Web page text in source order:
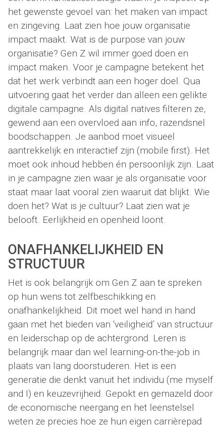
het gewenste gevoel van: het maken van impact
en zingeving. Laat zien hoe jouw organisatie
impact maakt. Wat is de purpose van jouw
organisatie? Gen Z wil immer goed doen en
impact maken. Voor je campagne betekent het
dat het werk verbindt aan een hoger doel. Qua
uitvoering gaat het verder dan alleen een gelikte
digitale campagne. Als digital natives filteren ze,
gewend aan een overvloed aan info, razendsnel
boodschappen. Je aanbod moet visueel
aantrekkelijk en interactief zijn (mobile first). Het
moet ook inhoud hebben én persoonlijk zijn. Laat
in je campagne zien waar je als organisatie voor
staat maar laat vooral zien waaruit dat blijkt. Wie
doen het? Wat is je cultuur? Laat zien wat je
belooft. Eerlijkheid en openheid loont.
ONAFHANKELIJKHEID EN
STRUCTUUR
Het is ook belangrijk om Gen Z aan te spreken
op hun wens tot zelfbeschikking en
onafhankelijkheid. Dit moet wel hand in hand
gaan met het bieden van ‘veiligheid’ van structuur
en leiderschap op de achtergrond. Leren is
belangrijk maar dan wel learning-on-the-job in
plaats van lang doorstuderen. Het is een
generatie die denkt vanuit het individu (me myself
and I) en keuzevrijheid. Gepokt en gemazeld door
de economische neergang en het leenstelsel
weten ze precies hoe ze hun eigen carrièrepad